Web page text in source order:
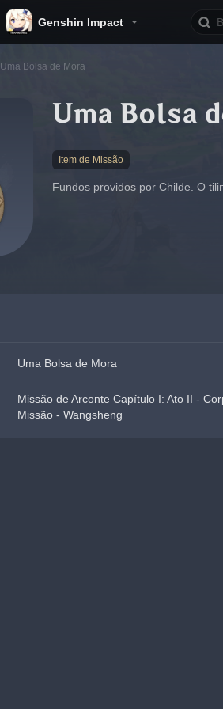
Genshin Impact
Uma Bolsa de Mora
Uma Bolsa
Item de Missão
Fundos providos por Childe. O
Uma Bolsa de Mora
Missão de Arconte Capítulo I: Ato II -
Missão - Wangsheng